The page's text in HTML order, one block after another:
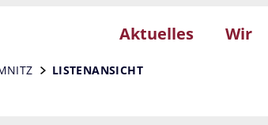
Aktuelles Wir
LISTENANSICHT